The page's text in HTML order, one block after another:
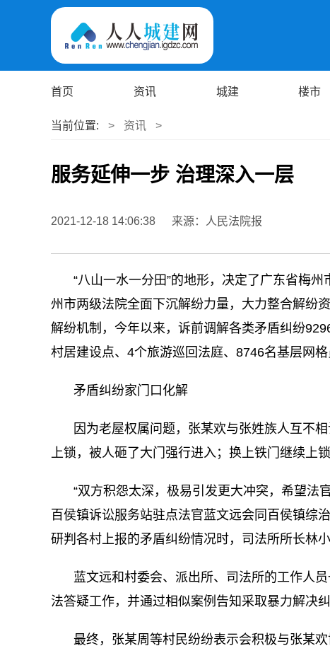
首页 资讯 城建 楼市
当前位置: > 资讯 >
服务延伸一步 治理深入一层
2021-12-18 14:06:38 来源：人民法院报
“八山一水一分田”的地形，决定了广东省梅
州市两级法院全面下沉解纷力量，大力整合解纷
解纷机制，今年以来，诉前调解各类矛盾纠纷
村居建设点、4个旅游巡回法庭、8746名基层网
矛盾纠纷家门口化解
因为老屋权属问题，张某欢与张姓族人互不
上锁，被人砸了大门强行进入；换上铁门继续上
“双方积怨太深，极易引发更大冲突，希望法
百侯镇诉讼服务站驻点法官蓝文远会同百侯镇综
研判各村上报的矛盾纠纷情况时，司法所所长林
蓝文远和村委会、派出所、司法所的工作人
法答疑工作，并通过相似案例告知采取暴力解决
最终，张某周等村民纷纷表示会积极与张某